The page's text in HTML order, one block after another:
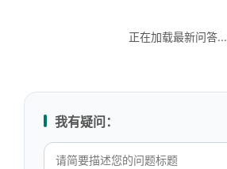
正在加载最新问答...
我有疑问：